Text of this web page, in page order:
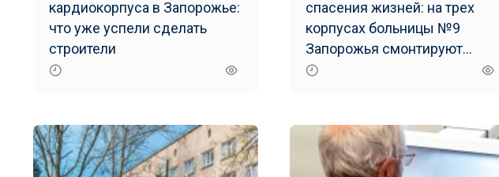
кардиокорпуса в Запорожье:
что уже успели сделать
строители
спасения жизней: на трех
корпусах больницы №9
Запорожья смонтируют
мощную солнечную